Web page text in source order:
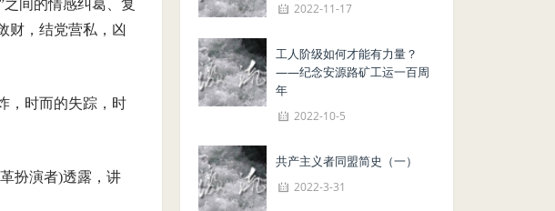
间的情感纠葛、复
财，结党营私，凶
，时而的失踪，时
扮演者)透露，讲
2022-11-17
工人阶级如何才能有力量？
——纪念安源路矿工运一百周
年
2022-10-5
共产主义者同盟简史（一）
2022-3-31